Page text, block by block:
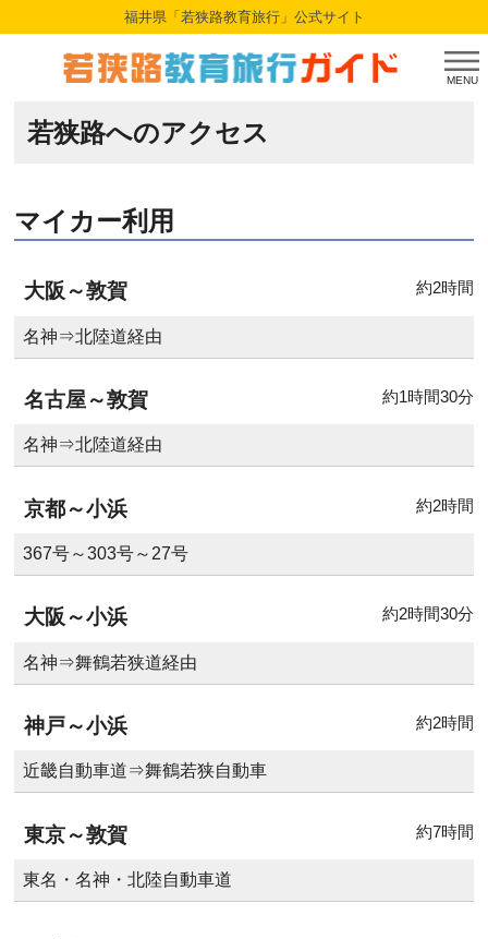
福井県「若狭路教育旅行」公式サイト
MENU
若狭路へのアクセス
マイカー利用
大阪～敦賀 約2時間
名神⇒北陸道経由
名古屋～敦賀 約1時間30分
名神⇒北陸道経由
京都～小浜 約2時間
367号～303号～27号
大阪～小浜 約2時間30分
名神⇒舞鶴若狭道経由
神戸～小浜 約2時間
近畿自動車道⇒舞鶴若狭自動車
東京～敦賀 約7時間
東名・名神・北陸自動車道